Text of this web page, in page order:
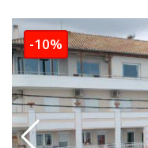
-10%